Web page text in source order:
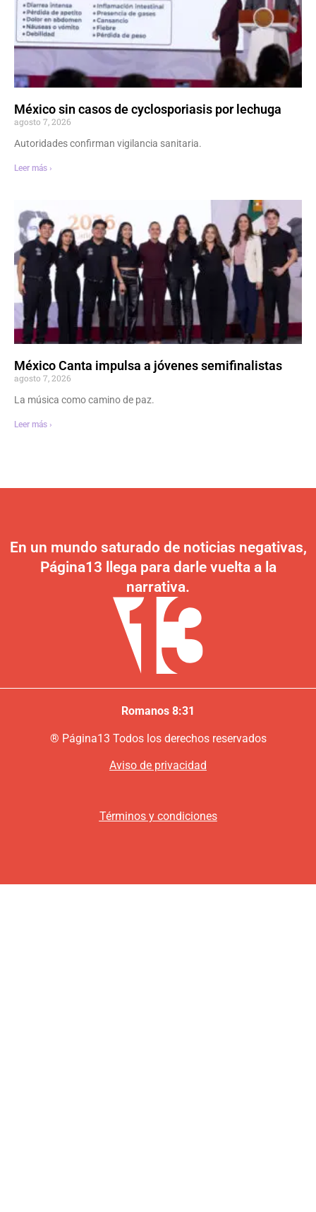
México sin casos de cyclosporiasis por lechuga
agosto 7, 2026
Autoridades confirman vigilancia sanitaria.
Leer más ›
México Canta impulsa a jóvenes semifinalistas
agosto 7, 2026
La música como camino de paz.
Leer más ›
En un mundo saturado de noticias negativas,
Página13 llega para darle vuelta a la
narrativa.
Romanos 8:31
® Página13 Todos los derechos reservados
Aviso de privacidad
Términos y condiciones